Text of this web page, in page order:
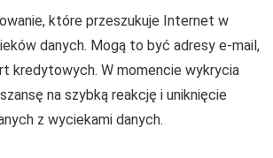
które przeszukuje Internet w
danych. Mogą to być adresy e-mail,
kredytowych. W momencie wykrycia
na szybką reakcję i uniknięcie
z wyciekami danych.